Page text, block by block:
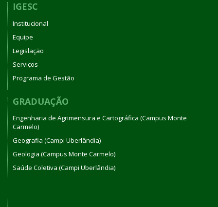
IGESC
Institucional
Equipe
Legislação
Serviços
Programa de Gestão
GRADUAÇÃO
Engenharia de Agrimensura e Cartográfica (Campus Monte
Carmelo)
Geografia (Campi Uberlândia)
Geologia (Campus Monte Carmelo)
Saúde Coletiva (Campi Uberlândia)